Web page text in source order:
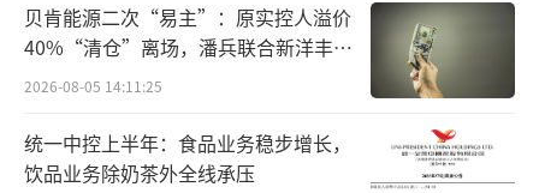
贝肯能源二次“易主”：原实控人溢价
40%“清仓”离场，潘兵联合新洋丰、
宏科百世拟入主
2026-08-05 14:11:25
统一中控上半年：食品业务稳步增长，
饮品业务除奶茶外全线承压